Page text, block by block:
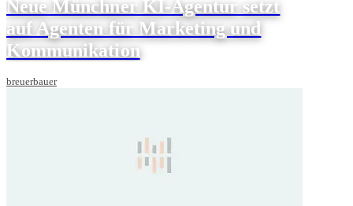
Neue Münchner KI-Agentur setzt
auf Agenten für Marketing und
Kommunikation
breuerbauer